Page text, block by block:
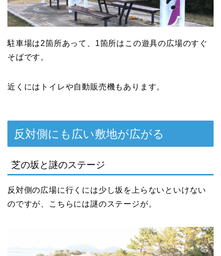
駐車場は2箇所あって、1箇所はこの遊具の広場のすぐ
そばです。
近くにはトイレや自動販売機もあります。
反対側にも広い敷地が広がる
芝の坂と謎のステージ
反対側の広場に行くには少し坂を上らないといけない
のですが、こちらには謎のステージが。